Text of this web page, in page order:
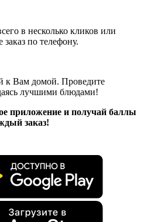
в несколько кликов или
заказ по телефону.
к Вам домой. Проведите
лучшими блюдами!
приложение и получай баллы
заказ!